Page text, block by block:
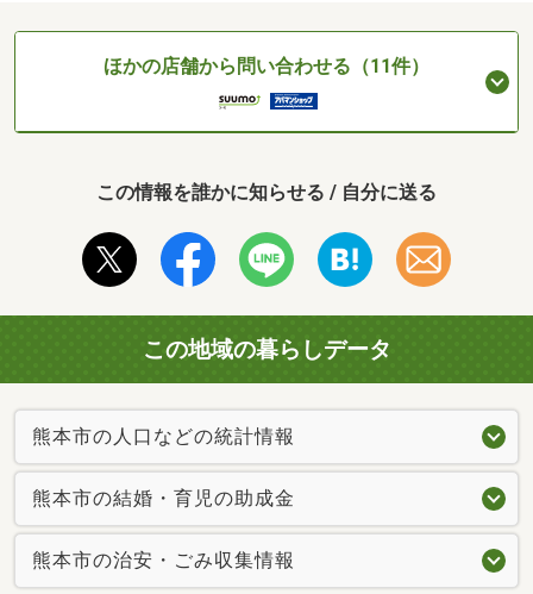
ほかの店舗から問い合わせる（11件）
この情報を誰かに知らせる / 自分に送る
この地域の暮らしデータ
熊本市の人口などの統計情報
熊本市の結婚・育児の助成金
熊本市の治安・ごみ収集情報